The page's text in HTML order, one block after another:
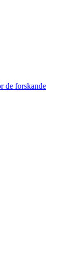
de forskande